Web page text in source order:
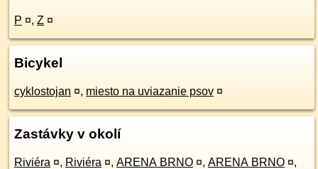
P ¤, Z ¤
Bicykel
cyklostojan ¤, miesto na uviazanie psov ¤
Zastávky v okolí
Riviéra ¤, Riviéra ¤, ARENA BRNO ¤, ARENA BRNO ¤,